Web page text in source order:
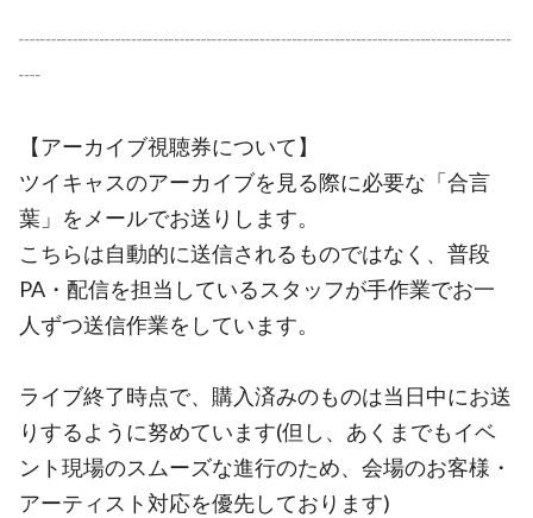
┈┈┈┈┈┈┈┈┈┈┈┈┈┈┈┈┈┈┈┈┈┈┈
┈
【アーカイブ視聴券について】
ツイキャスのアーカイブを見る際に必要な「合言
葉」をメールでお送りします。
こちらは自動的に送信されるものではなく、普段
PA・配信を担当しているスタッフが手作業でお一
人ずつ送信作業をしています。
ライブ終了時点で、購入済みのものは当日中にお送
りするように努めています(但し、あくまでもイベ
ント現場のスムーズな進行のため、会場のお客様・
アーティスト対応を優先しております)